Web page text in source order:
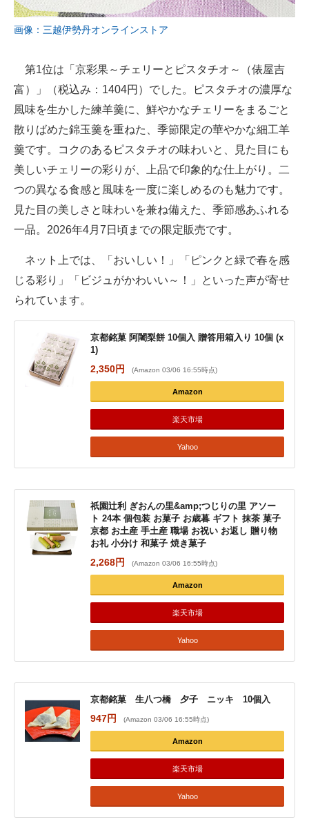
画像：三越伊勢丹オンラインストア
第1位は「京彩果～チェリーとピスタチオ～（俵屋吉
富）」（税込み：1404円）でした。ピスタチオの濃厚な
風味を生かした練羊羹に、鮮やかなチェリーをまるごと
散りばめた錦玉羹を重ねた、季節限定の華やかな細工羊
羹です。コクのあるピスタチオの味わいと、見た目にも
美しいチェリーの彩りが、上品で印象的な仕上がり。二
つの異なる食感と風味を一度に楽しめるのも魅力です。
見た目の美しさと味わいを兼ね備えた、季節感あふれる
一品。2026年4月7日頃までの限定販売です。
ネット上では、「おいしい！」「ピンクと緑で春を感
じる彩り」「ビジュがかわいい～！」といった声が寄せ
られています。
京都銘菓 阿闍梨餅 10個入 贈答用箱入り 10個 (x
1)
2,350円 (Amazon 03/06 16:55時点)
Amazon
楽天市場
Yahoo
祇園辻利 ぎおんの里&amp;つじりの里 アソー
ト 24本 個包装 お菓子 お歳暮 ギフト 抹茶 菓子
京都 お土産 手土産 職場 お祝い お返し 贈り物
お礼 小分け 和菓子 焼き菓子
2,268円 (Amazon 03/06 16:55時点)
Amazon
楽天市場
Yahoo
京都銘菓 生八つ橋 夕子 ニッキ 10個入
947円 (Amazon 03/06 16:55時点)
Amazon
楽天市場
Yahoo